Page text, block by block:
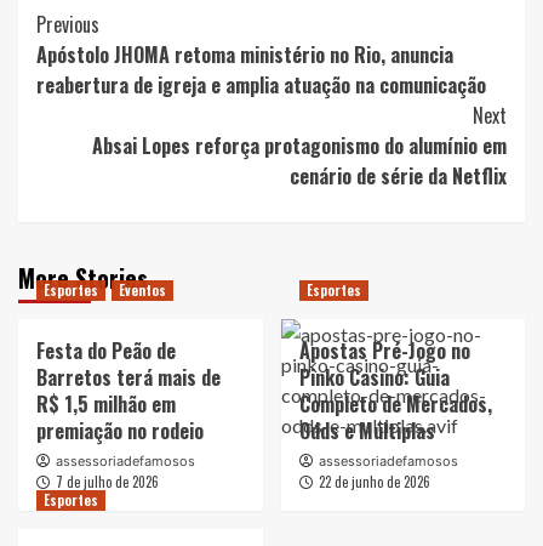
Post
Navigation
Previous
Apóstolo JHOMA retoma ministério no Rio, anuncia
reabertura de igreja e amplia atuação na comunicação
Next
Absai Lopes reforça protagonismo do alumínio em
cenário de série da Netflix
More Stories
Esportes Eventos
Festa do Peão de
Barretos terá mais de
R$ 1,5 milhão em
premiação no rodeio
assessoriadefamosos
7 de julho de 2026
Esportes
Apostas Pré-Jogo no
Pinko Casino: Guia
Completo de Mercados,
Odds e Múltiplas
assessoriadefamosos
22 de junho de 2026
Esportes